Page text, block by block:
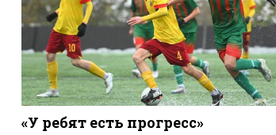
«У ребят есть прогресс»